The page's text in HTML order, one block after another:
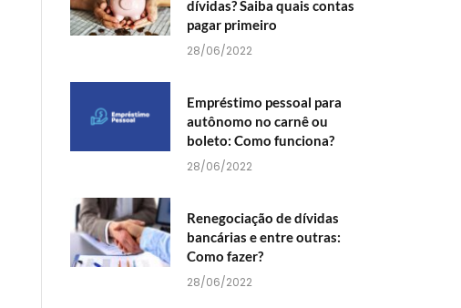
dívidas? Saiba quais contas
pagar primeiro
28/06/2022
Empréstimo pessoal para
autônomo no carnê ou
boleto: Como funciona?
28/06/2022
Renegociação de dívidas
bancárias e entre outras:
Como fazer?
28/06/2022